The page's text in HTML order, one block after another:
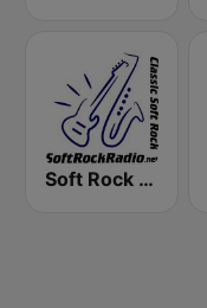
Soft Rock Radio